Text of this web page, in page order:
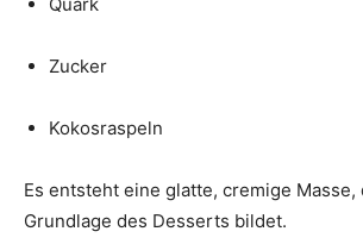
Zucker
Kokosraspeln
Es entsteht eine glatte, cremige Masse,
Grundlage des Desserts bildet.